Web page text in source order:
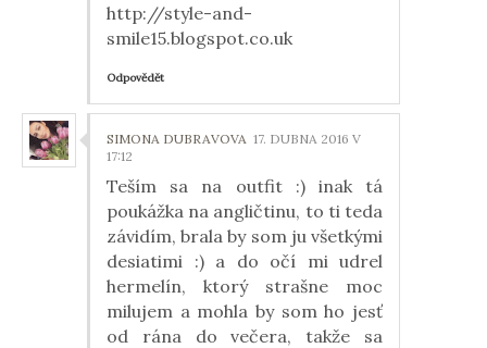
http://style-and-
smile15.blogspot.co.uk
Odpovědět
SIMONA DUBRAVOVA 17. DUBNA 2016 V
17:12
Teším sa na outfit :) inak tá
poukážka na angličtinu, to ti teda
závidím, brala by som ju všetkými
desiatimi :) a do očí mi udrel
hermelín, ktorý strašne moc
milujem a mohla by som ho jesť
od rána do večera, takže sa